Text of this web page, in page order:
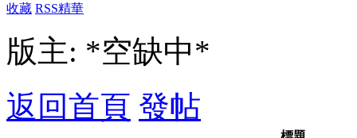
收藏 RSS精華
版主: *空缺中*
返回首頁 發帖